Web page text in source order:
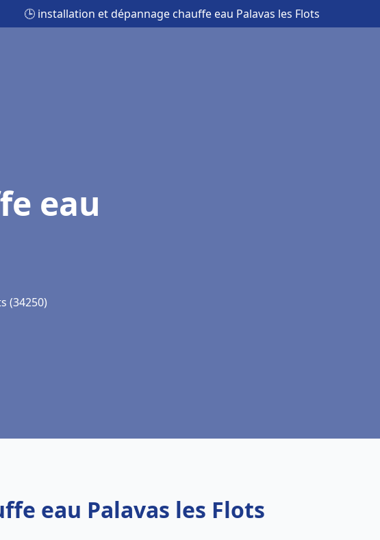
🕒 installation et dépannage chauffe eau Palavas les Flots
eau
(34250)
eau Palavas les Flots